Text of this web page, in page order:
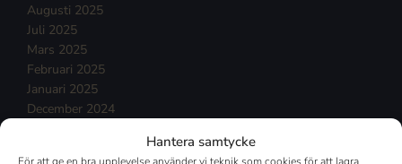
Hantera samtycke
Augusti 2025
Juli 2025
Mars 2025
Februari 2025
Januari 2025
December 2024